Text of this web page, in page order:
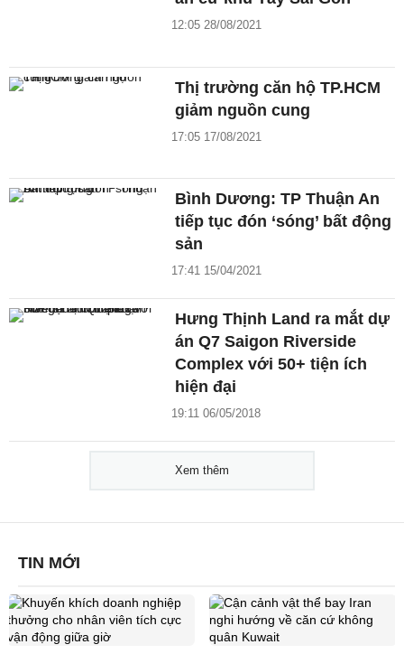
12:05 28/08/2021
Thị trường căn hộ TP.HCM
giảm nguồn cung
17:05 17/08/2021
Bình Dương: TP Thuận An
tiếp tục đón ‘sóng’ bất động
sản
17:41 15/04/2021
Hưng Thịnh Land ra mắt dự
án Q7 Saigon Riverside
Complex với 50+ tiện ích
hiện đại
19:11 06/05/2018
Xem thêm
TIN MỚI